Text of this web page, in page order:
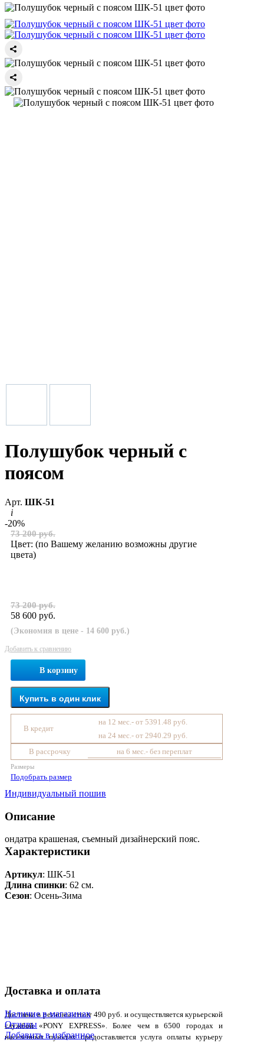
Полушубок черный с
поясом
Арт. ШК-51
i
-20%
73 200 руб.
Цвет: (по Вашему желанию возможны другие
цвета)
73 200 руб.
58 600 руб.
(Экономия в цене - 14 600 руб.)
Добавить к сравнению
В корзину
Купить в один клик
В кредит
на 12 мес.- от 5391.48 руб.
на 24 мес.- от 2940.29 руб.
В рассрочку
на 6 мес.- без переплат
Размеры
Подобрать размер
Индивидуальный пошив
Описание
ондатра крашеная, съемный дизайнерский пояс.
Характеристики
Артикул: ШК-51
Длина спинки: 62 см.
Сезон: Осень-Зима
Доставка и оплата
Доставка в регионы стоит 490 руб. и осуществляется курьерской
службой «PONY EXPRESS». Более чем в 6500 городах и
населенных пунктах предоставляется услуга оплаты курьеру
Наличие в магазинах
Отзывы
Добавить в избранное